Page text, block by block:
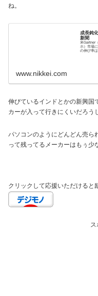
ね。
成長鈍
新聞
米Gartner
ホ）市場
の伸び率
www.nikkei.com
伸びているインドとかの新興国
カーが入って行きにくいだろう
パソコンのようにどんどん売ら
って残ってるメーカーはもぅ少
クリックして応援いただけると
ス